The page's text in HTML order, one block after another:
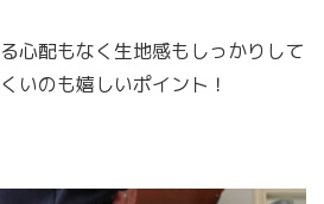
心配もなく生地感もしっかりして
いのも嬉しいポイント！